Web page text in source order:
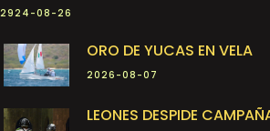
2924-08-26
ORO DE YUCAS EN VELA
2026-08-07
LEONES DESPIDE